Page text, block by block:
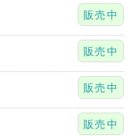
販売中
販売中
販売中
販売中